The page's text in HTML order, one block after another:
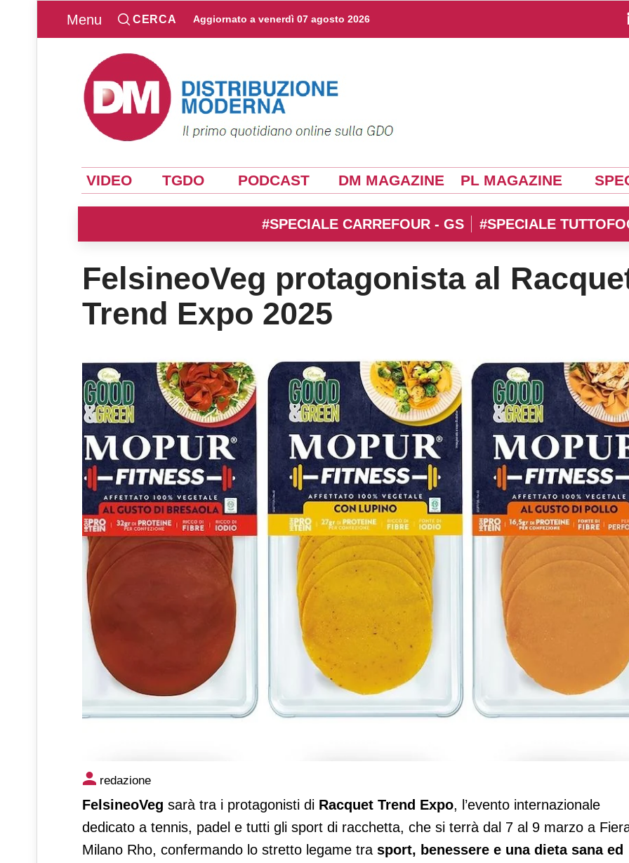
Menu CERCA Aggiornato a venerdì 07 agosto 2026
VIDEO TGDO PODCAST DM MAGAZINE PL MAGAZINE
#SPECIALE CARREFOUR - GS #SPECIALE
FelsineoVeg protagonista al
Trend Expo 2025
FelsineoVeg protagonista al Racquet Trend Expo 2025
redazione
FelsineoVeg sarà tra i protagonisti di Racquet Trend Expo, l’evento internazionale
dedicato a tennis, padel e tutti gli sport di racchetta, che si terrà dal 7 al 9 marzo a
Milano Rho, confermando lo stretto legame tra sport, benessere e una dieta sana ed